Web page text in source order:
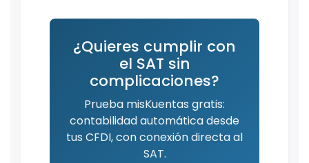
¿Quieres cumplir con
el SAT sin
complicaciones?
Prueba misKuentas gratis:
contabilidad automática desde
tus CFDI, con conexión directa al
SAT.